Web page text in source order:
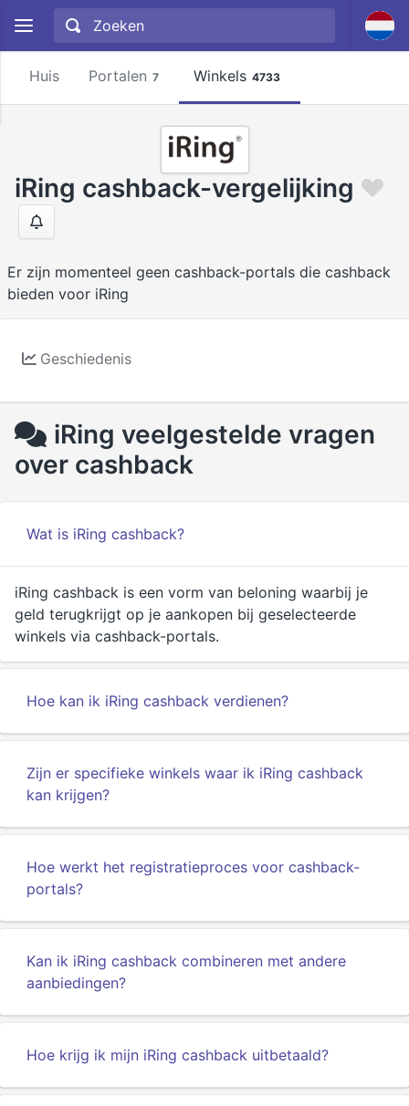
Huis Portalen 7 Winkels 4733
iRing cashback-vergelijking
Er zijn momenteel geen cashback-portals die cashback
bieden voor iRing
Geschiedenis
iRing veelgestelde vragen
over cashback
Wat is iRing cashback?
iRing cashback is een vorm van beloning waarbij je
geld terugkrijgt op je aankopen bij geselecteerde
winkels via cashback-portals.
Hoe kan ik iRing cashback verdienen?
Zijn er specifieke winkels waar ik iRing cashback
kan krijgen?
Hoe werkt het registratieproces voor cashback-
portals?
Kan ik iRing cashback combineren met andere
aanbiedingen?
Hoe krijg ik mijn iRing cashback uitbetaald?